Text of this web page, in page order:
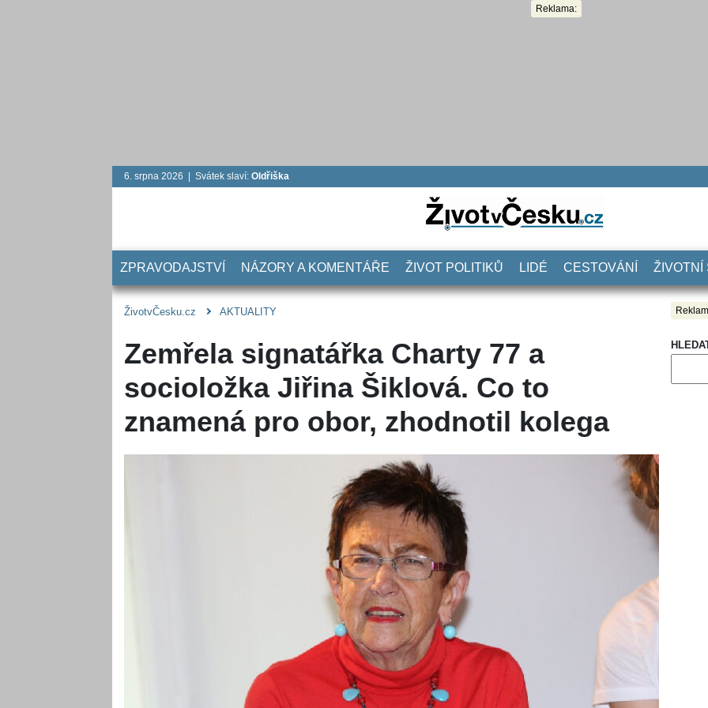
Reklama:
6. srpna 2026 | Svátek slaví: Oldřiška
ZPRAVODAJSTVÍ NÁZORY A KOMENTÁŘE ŽIVOT POLITIKŮ LIDÉ CESTOVÁNÍ ŽIVOTNÍ
ŽivotvČesku.cz AKTUALITY
Zemřela signatářka Charty 77 a
socioložka Jiřina Šiklová. Co to
znamená pro obor, zhodnotil kolega